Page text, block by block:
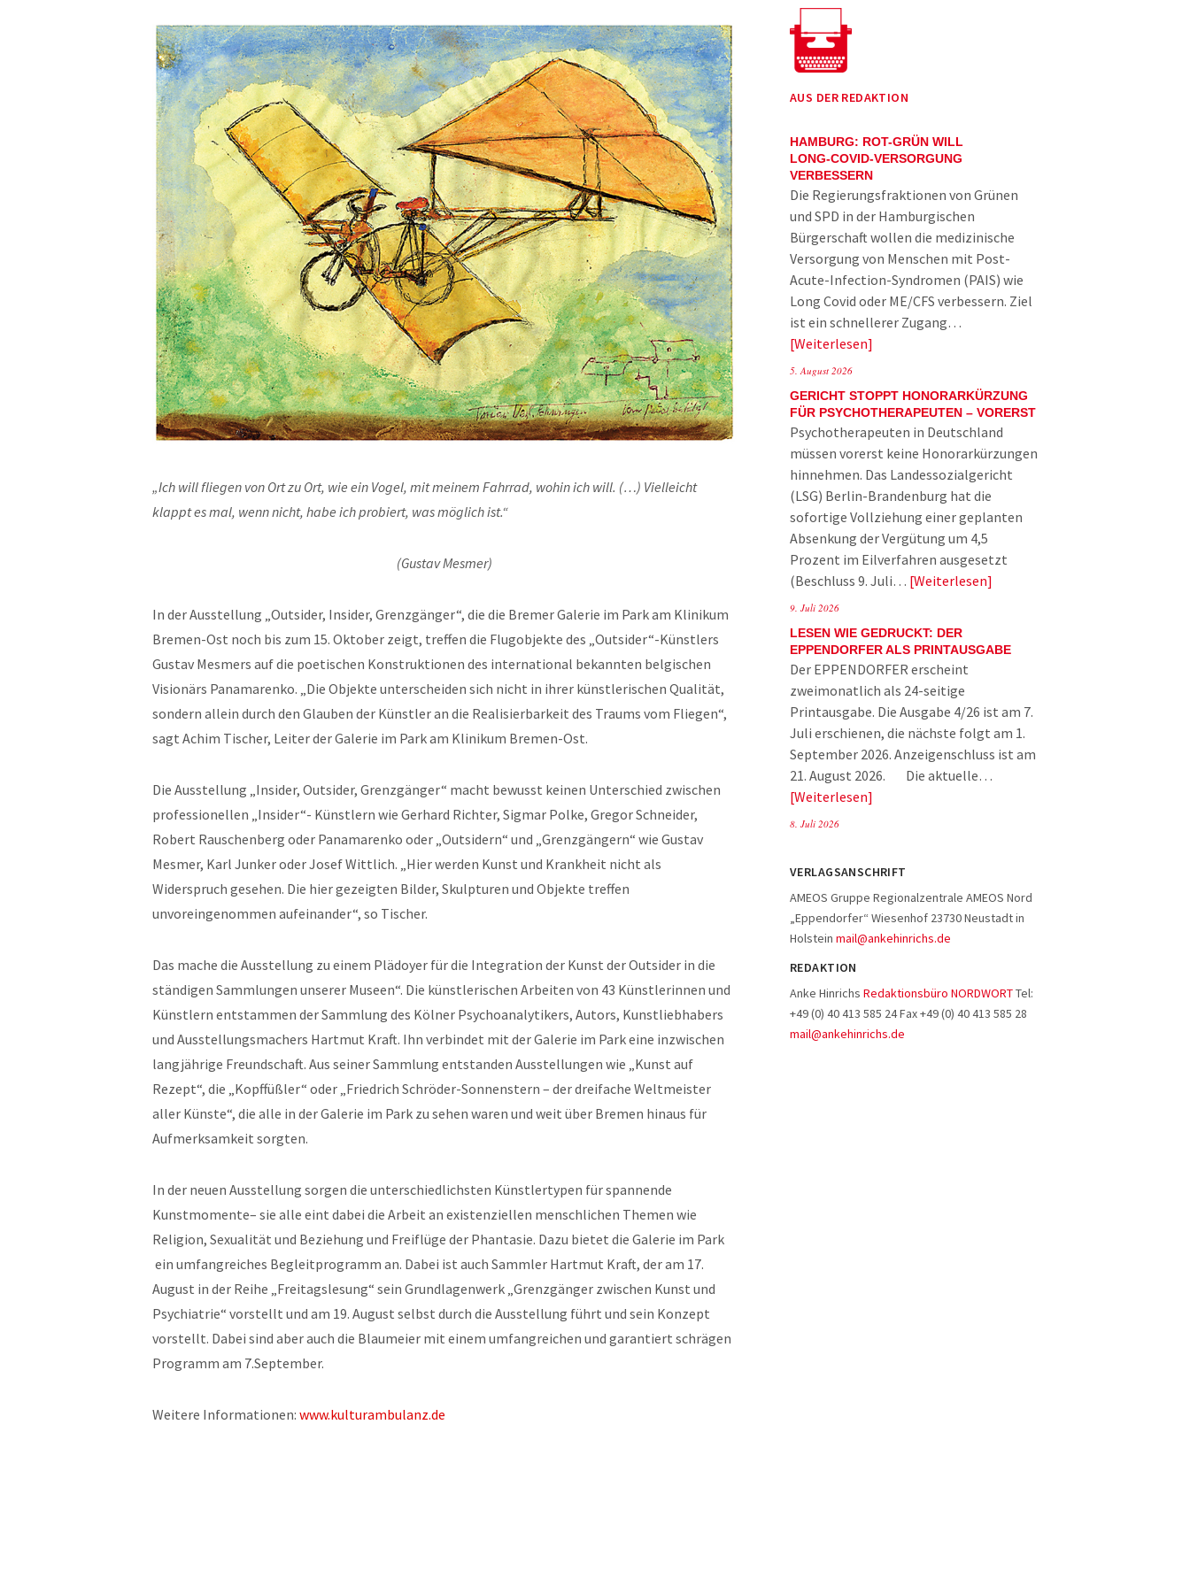
„Ich will fliegen von Ort zu Ort, wie ein Vogel, mit meinem Fahrrad, wohin ich will. (…) Vielleicht
klappt es mal, wenn nicht, habe ich probiert, was möglich ist.“
(Gustav Mesmer)
In der Ausstellung „Outsider, Insider, Grenzgänger“, die die Bremer Galerie im Park am Klinikum
Bremen-Ost noch bis zum 15. Oktober zeigt, treffen die Flugobjekte des „Outsider“-Künstlers
Gustav Mesmers auf die poetischen Konstruktionen des international bekannten belgischen
Visionärs Panamarenko. „Die Objekte unterscheiden sich nicht in ihrer künstlerischen Qualität,
sondern allein durch den Glauben der Künstler an die Realisierbarkeit des Traums vom Fliegen“,
sagt Achim Tischer, Leiter der Galerie im Park am Klinikum Bremen-Ost.
Die Ausstellung „Insider, Outsider, Grenzgänger“ macht bewusst keinen Unterschied zwischen
professionellen „Insider“- Künstlern wie Gerhard Richter, Sigmar Polke, Gregor Schneider,
Robert Rauschenberg oder Panamarenko oder „Outsidern“ und „Grenzgängern“ wie Gustav
Mesmer, Karl Junker oder Josef Wittlich. „Hier werden Kunst und Krankheit nicht als
Widerspruch gesehen. Die hier gezeigten Bilder, Skulpturen und Objekte treffen
unvoreingenommen aufeinander“, so Tischer.
Das mache die Ausstellung zu einem Plädoyer für die Integration der Kunst der Outsider in die
ständigen Sammlungen unserer Museen“. Die künstlerischen Arbeiten von 43 Künstlerinnen und
Künstlern entstammen der Sammlung des Kölner Psychoanalytikers, Autors, Kunstliebhabers
und Ausstellungsmachers Hartmut Kraft. Ihn verbindet mit der Galerie im Park eine inzwischen
langjährige Freundschaft. Aus seiner Sammlung entstanden Ausstellungen wie „Kunst auf
Rezept“, die „Kopffüßler“ oder „Friedrich Schröder-Sonnenstern – der dreifache Weltmeister
aller Künste“, die alle in der Galerie im Park zu sehen waren und weit über Bremen hinaus für
Aufmerksamkeit sorgten.
In der neuen Ausstellung sorgen die unterschiedlichsten Künstlertypen für spannende
Kunstmomente– sie alle eint dabei die Arbeit an existenziellen menschlichen Themen wie
Religion, Sexualität und Beziehung und Freiflüge der Phantasie. Dazu bietet die Galerie im Park
ein umfangreiches Begleitprogramm an. Dabei ist auch Sammler Hartmut Kraft, der am 17.
August in der Reihe „Freitagslesung“ sein Grundlagenwerk „Grenzgänger zwischen Kunst und
Psychiatrie“ vorstellt und am 19. August selbst durch die Ausstellung führt und sein Konzept
vorstellt. Dabei sind aber auch die Blaumeier mit einem umfangreichen und garantiert schrägen
Programm am 7.September.
Weitere Informationen: www.kulturambulanz.de
AUS DER REDAKTION
HAMBURG: ROT-GRÜN WILL
LONG-COVID-VERSORGUNG
VERBESSERN
Die Regierungsfraktionen von Grünen
und SPD in der Hamburgischen
Bürgerschaft wollen die medizinische
Versorgung von Menschen mit Post-
Acute-Infection-Syndromen (PAIS) wie
Long Covid oder ME/CFS verbessern. Ziel
ist ein schnellerer Zugang…
Weiterlesen
5. August 2026
GERICHT STOPPT HONORARKÜRZUNG
FÜR PSYCHOTHERAPEUTEN – VORERST
Psychotherapeuten in Deutschland
müssen vorerst keine Honorarkürzungen
hinnehmen. Das Landessozialgericht
(LSG) Berlin-Brandenburg hat die
sofortige Vollziehung einer geplanten
Absenkung der Vergütung um 4,5
Prozent im Eilverfahren ausgesetzt
(Beschluss 9. Juli… Weiterlesen
9. Juli 2026
LESEN WIE GEDRUCKT: DER
EPPENDORFER ALS PRINTAUSGABE
Der EPPENDORFER erscheint
zweimonatlich als 24-seitige
Printausgabe. Die Ausgabe 4/26 ist am 7.
Juli erschienen, die nächste folgt am 1.
September 2026. Anzeigenschluss ist am
21. August 2026. Die aktuelle…
Weiterlesen
8. Juli 2026
VERLAGSANSCHRIFT
AMEOS Gruppe Regionalzentrale AMEOS Nord
„Eppendorfer“ Wiesenhof 23730 Neustadt in
Holstein mail@ankehinrichs.de
REDAKTION
Anke Hinrichs Redaktionsbüro NORDWORTTel:
+49 (0) 40 413 585 24 Fax +49 (0) 40 413 585 28
mail@ankehinrichs.de